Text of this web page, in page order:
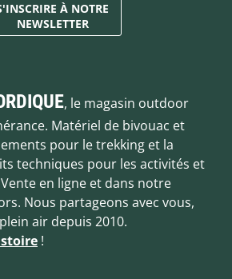
À NOTRE
NEWSLETTER
, le magasin outdoor
Matériel de bivouac et
pour le trekking et la
techniques pour les activités et
en ligne et dans notre
Nous partageons avec vous,
air depuis 2010.
!